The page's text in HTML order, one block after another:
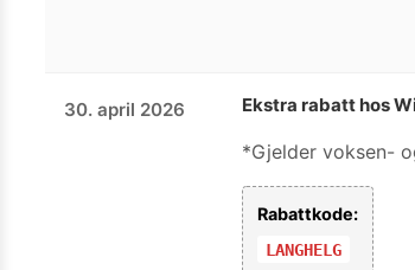
30. april 2026 Ekstra rabatt hos
*Gjelder voksen-
Rabattkode:
LANGHELG